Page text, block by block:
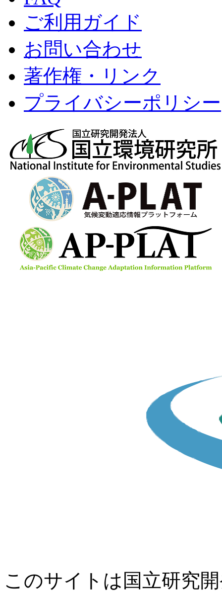
ご利用ガイド
お問い合わせ
著作権・リンク
プライバシーポリシー
このサイトは国立研究